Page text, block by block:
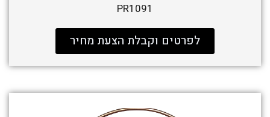
PR1091
לפרטים וקבלת הצעת מחיר